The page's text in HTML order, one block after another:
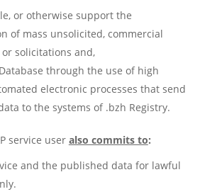
or otherwise support the
of mass unsolicited, commercial
solicitations and,
through the use of high
electronic processes that send
to the systems of .bzh Registry.
service user also commits to:
and the published data for lawful